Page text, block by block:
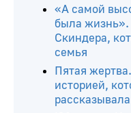
«А самой
была
Скиндера,
семья
Пятая
историей,